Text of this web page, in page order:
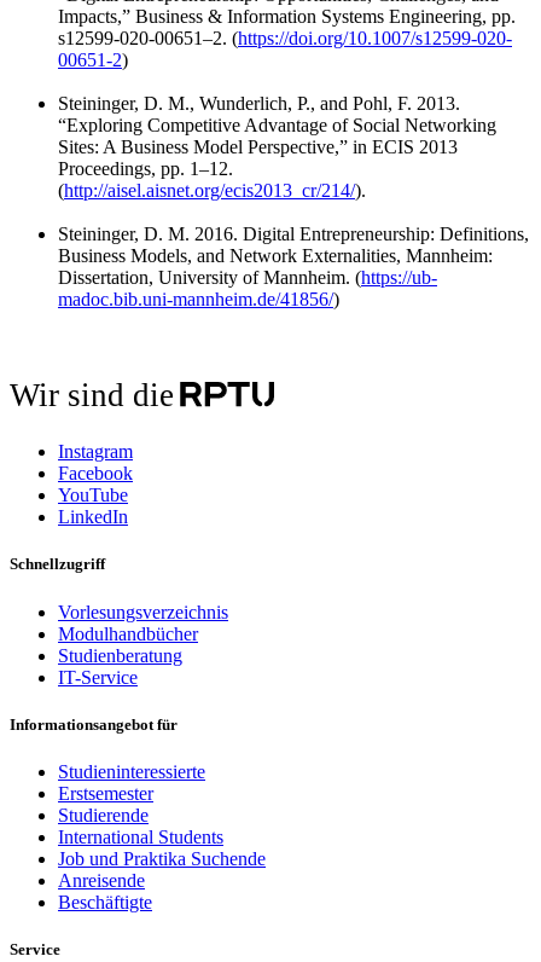
Impacts,” Business & Information Systems Engineering, pp.
s12599-020-00651–2. (https://doi.org/10.1007/s12599-020-
00651-2)
Steininger, D. M., Wunderlich, P., and Pohl, F. 2013.
“Exploring Competitive Advantage of Social Networking
Sites: A Business Model Perspective,” in ECIS 2013
Proceedings, pp. 1–12.
(http://aisel.aisnet.org/ecis2013_cr/214/).
Steininger, D. M. 2016. Digital Entrepreneurship: Definitions,
Business Models, and Network Externalities, Mannheim:
Dissertation, University of Mannheim. (https://ub-
madoc.bib.uni-mannheim.de/41856/)
Wir sind die
Instagram
Facebook
YouTube
LinkedIn
Schnellzugriff
Vorlesungsverzeichnis
Modulhandbücher
Studienberatung
IT-Service
Informationsangebot für
Studieninteressierte
Erstsemester
Studierende
International Students
Job und Praktika Suchende
Anreisende
Beschäftigte
Service